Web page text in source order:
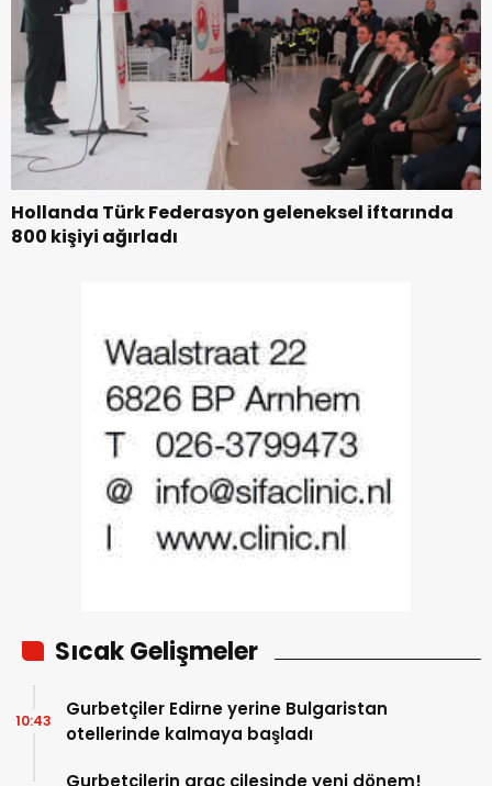
Hollanda Türk Federasyon geleneksel iftarında
800 kişiyi ağırladı
Sıcak Gelişmeler
Gurbetçiler Edirne yerine Bulgaristan
otellerinde kalmaya başladı
10:43
Gurbetçilerin araç çilesinde yeni dönem!